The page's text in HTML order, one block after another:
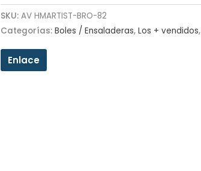
SKU: AV HMARTIST-BRO-82
Categorías: Boles / Ensaladeras, Los + vendidos,
Enlace